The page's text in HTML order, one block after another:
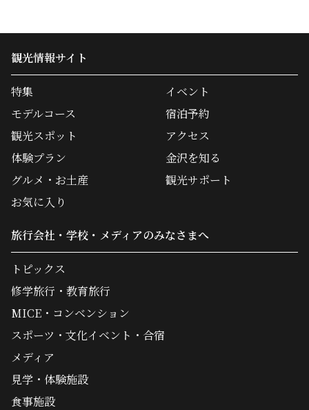
観光情報サイト
特集
モデルコース
観光スポット
体験プラン
グルメ・お土産
イベント
宿泊予約
アクセス
金沢を知る
観光サポート
お気に入り
旅行会社・学校・メディアのみなさまへ
トピックス
修学旅行・教育旅行
MICE・コンベンション
スポーツ・文化イベント・合宿
メディア
見学・体験施設
食事施設